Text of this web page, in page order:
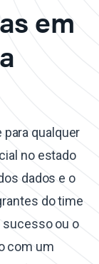
em
qualquer
no estado
dados e o
do time
sucesso ou o
com um